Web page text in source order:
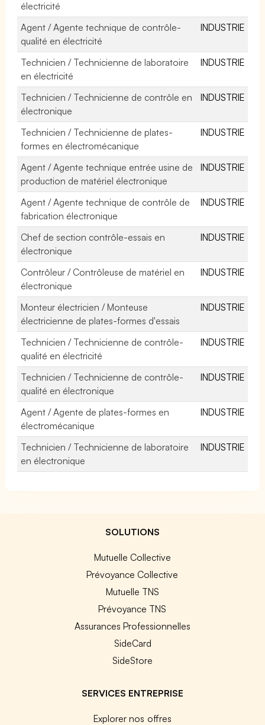
électricité
Agent / Agente technique de contrôle-
qualité en électricité
INDUSTRIE
Technicien / Technicienne de laboratoire
en électricité
INDUSTRIE
Technicien / Technicienne de contrôle en
électronique
INDUSTRIE
Technicien / Technicienne de plates-
formes en électromécanique
INDUSTRIE
Agent / Agente technique entrée usine de
production de matériel électronique
INDUSTRIE
Agent / Agente technique de contrôle de
fabrication électronique
INDUSTRIE
Chef de section contrôle-essais en
électronique
INDUSTRIE
Contrôleur / Contrôleuse de matériel en
électronique
INDUSTRIE
Monteur électricien / Monteuse
électricienne de plates-formes d'essais
INDUSTRIE
Technicien / Technicienne de contrôle-
qualité en électricité
INDUSTRIE
Technicien / Technicienne de contrôle-
qualité en électronique
INDUSTRIE
Agent / Agente de plates-formes en
électromécanique
INDUSTRIE
Technicien / Technicienne de laboratoire
en électronique
INDUSTRIE
SOLUTIONS
Mutuelle Collective
Prévoyance Collective
Mutuelle TNS
Prévoyance TNS
Assurances Professionnelles
SideCard
SideStore
SERVICES ENTREPRISE
Explorer nos offres